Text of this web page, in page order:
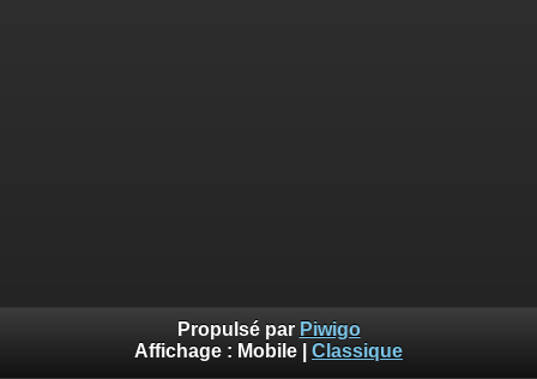
Propulsé par Piwigo
Affichage : Mobile Classique